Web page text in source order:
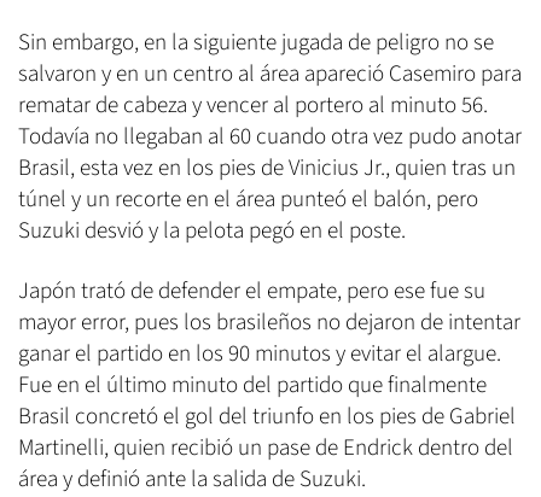
Sin embargo, en la siguiente jugada de peligro no se
salvaron y en un centro al área apareció Casemiro para
rematar de cabeza y vencer al portero al minuto 56.
Todavía no llegaban al 60 cuando otra vez pudo anotar
Brasil, esta vez en los pies de Vinicius Jr., quien tras un
túnel y un recorte en el área punteó el balón, pero
Suzuki desvió y la pelota pegó en el poste.
Japón trató de defender el empate, pero ese fue su
mayor error, pues los brasileños no dejaron de intentar
ganar el partido en los 90 minutos y evitar el alargue.
Fue en el último minuto del partido que finalmente
Brasil concretó el gol del triunfo en los pies de Gabriel
Martinelli, quien recibió un pase de Endrick dentro del
área y definió ante la salida de Suzuki.